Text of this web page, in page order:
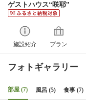
ゲストハウス“咲耶”
施設紹介 プラン
フォトギャラリー
部屋 (7) 風呂 (5) 食事 (7)